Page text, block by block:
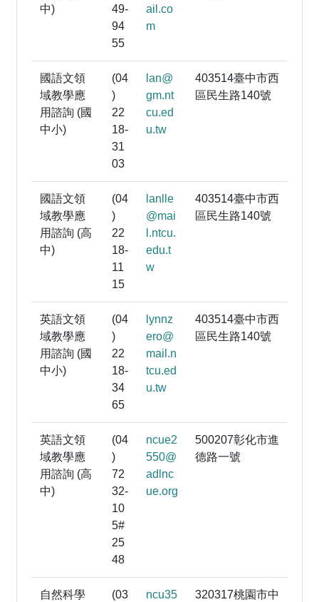
中)
49-
94
55
ail.co
m
國語文領
域教學應
用諮詢 (國
中小)
(04
)
22
18-
31
03
lan@
gm.nt
cu.ed
u.tw
403514臺中市西
區民生路140號
國語文領
域教學應
用諮詢 (高
中)
(04
)
22
18-
11
15
lanlle
@mai
l.ntcu.
edu.t
w
403514臺中市西
區民生路140號
英語文領
域教學應
用諮詢 (國
中小)
(04
)
22
18-
34
65
lynnz
ero@
mail.n
tcu.ed
u.tw
403514臺中市西
區民生路140號
英語文領
域教學應
用諮詢 (高
中)
(04
)
72
32-
10
5#
25
48
ncue2
550@
adlnc
ue.org
500207彰化市進
德路一號
自然科學
(03
ncu35
320317桃園市中